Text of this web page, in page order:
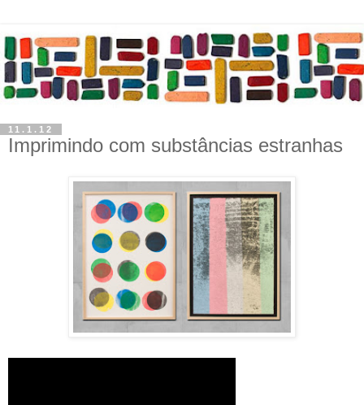
11.1.12
Imprimindo com substâncias estranhas